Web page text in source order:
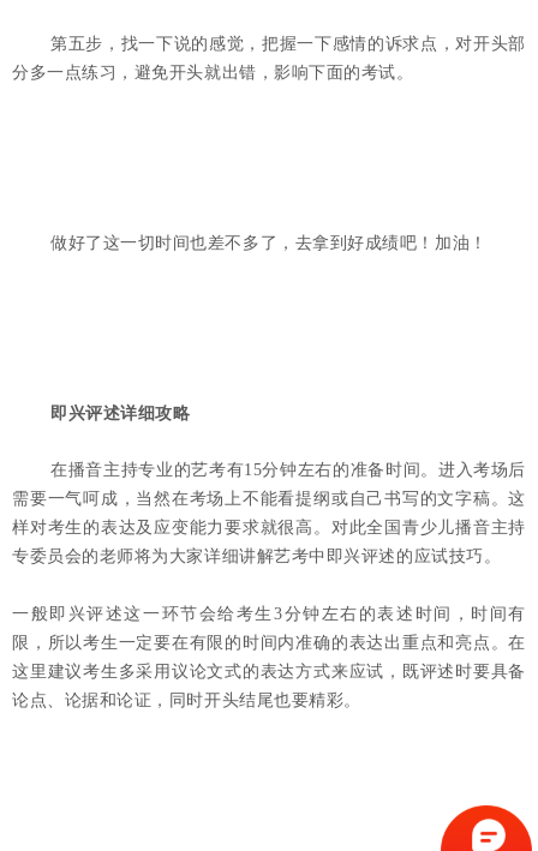
第五步，找一下说的感觉，把握一下感情的诉求点，对开头部
分多一点练习，避免开头就出错，影响下面的考试。
做好了这一切时间也差不多了，去拿到好成绩吧！加油！
即兴评述详细攻略
在播音主持专业的艺考有15分钟左右的准备时间。进入考场后
需要一气呵成，当然在考场上不能看提纲或自己书写的文字稿。这
样对考生的表达及应变能力要求就很高。对此全国青少儿播音主持
专委员会的老师将为大家详细讲解艺考中即兴评述的应试技巧。
一般即兴评述这一环节会给考生3分钟左右的表述时间，时间有
限，所以考生一定要在有限的时间内准确的表达出重点和亮点。在
这里建议考生多采用议论文式的表达方式来应试，既评述时要具备
论点、论据和论证，同时开头结尾也要精彩。